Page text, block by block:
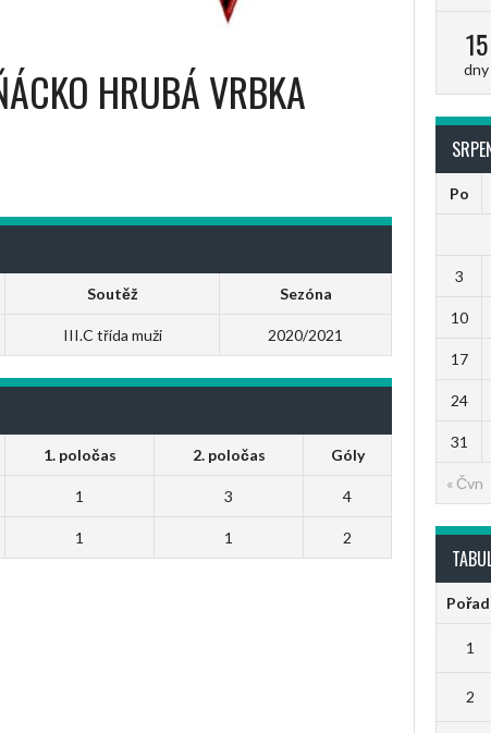
HRUBÁ VRBKA
Soutěž Sezóna
III.C třída muži 2020/2021
1. poločas 2. poločas Góly
1 3 4
1 1 2
15
dny
Po
« Čvn
3
10
17
24
31
1
2